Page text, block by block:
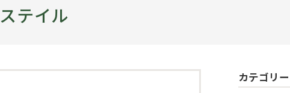
テイル
カテゴリー